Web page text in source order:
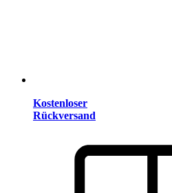
Kostenloser
Rückversand